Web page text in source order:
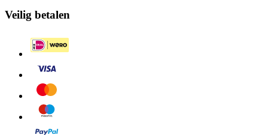
Veilig betalen